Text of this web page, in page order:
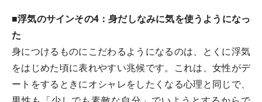
■浮気のサインその4：身だしなみに気を使うようになっ
た
身につけるものにこだわるようになるのは、とくに浮気
をはじめた頃に表れやすい兆候です。これは、女性がデ
ートをするときにオシャレをしたくなる心理と同じで、